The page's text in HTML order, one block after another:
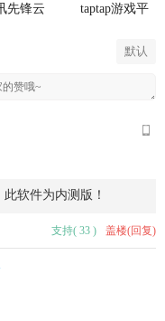
先锋云
taptap游戏平
默认
支持( 33 ) 盖楼(回复)
软件为内测版！